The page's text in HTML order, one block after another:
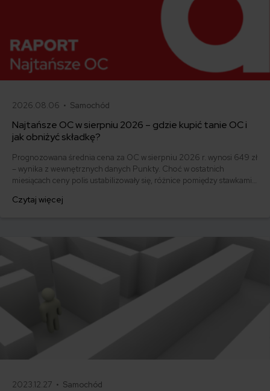
2026.08.06 • Samochód
Najtańsze OC w sierpniu 2026 – gdzie kupić tanie OC i
jak obniżyć składkę?
Prognozowana średnia cena za OC w sierpniu 2026 r. wynosi 649 zł
– wynika z wewnętrznych danych Punkty. Choć w ostatnich
miesiącach ceny polis ustabilizowały się, różnice pomiędzy stawkami
500 zł, inni – powyżej 1500 zł. Gdzie znaleźć najtańsze OC w Polsce
Czytaj więcej
2023.12.27 • Samochód